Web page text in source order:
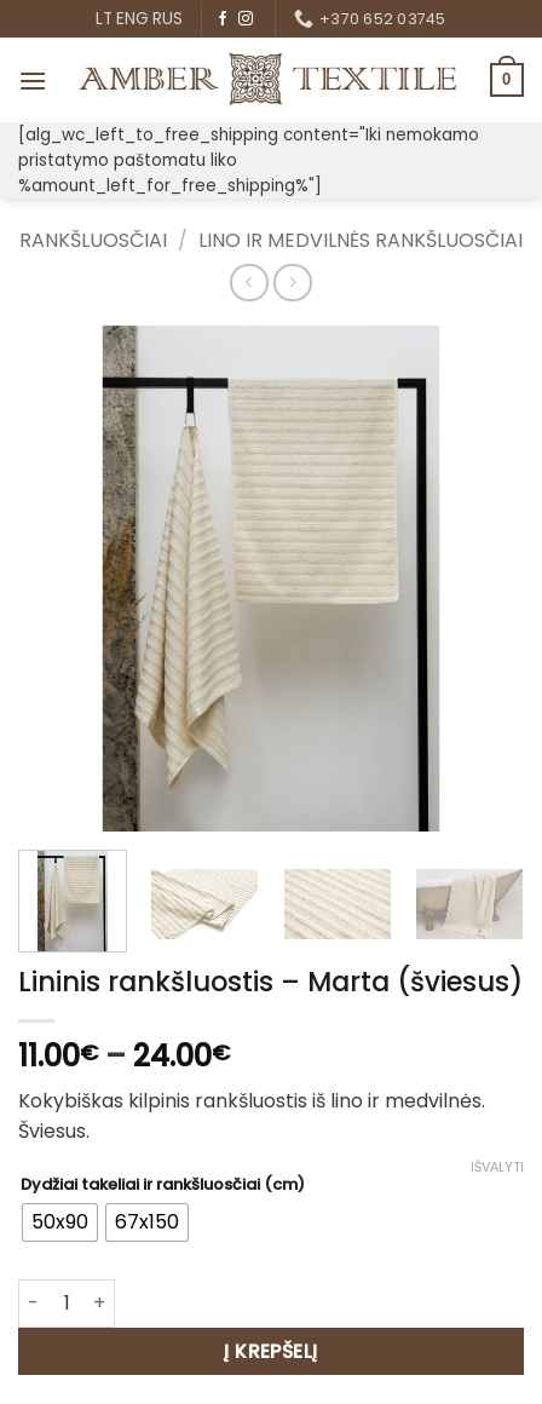
to
content
LT ENG RUS +370 652 03745
0
[alg_wc_left_to_free_shipping content="Iki nemokamo
pristatymo paštomatu liko
%amount_left_for_free_shipping%"]
RANKŠLUOSČIAI / LINO IR MEDVILNĖS RANKŠLUOSČIAI
Lininis rankšluostis – Marta (šviesus)
11.00€ – 24.00€Price
range:
11.00€
24.00€
Kokybiškas kilpinis rankšluostis iš lino ir medvilnės.
Šviesus.
Dydžiai takeliai ir rankšluosčiai (cm)
50x90 67x150
IŠVALYTI
produkto kiekis: Lininis rankšluostis - Marta (šviesus)
Į KREPŠELĮ